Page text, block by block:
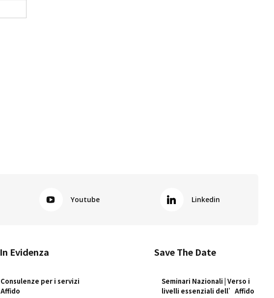
Youtube Linkedin
In Evidenza
Consulenze per i servizi
Affido
Save The Date
Seminari Nazionali | Verso i
livelli essenziali dell’Affido